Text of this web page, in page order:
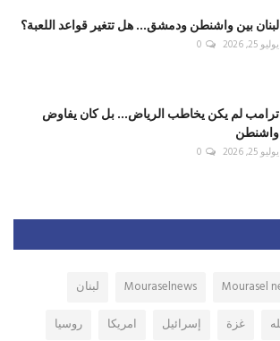
لبنان بين واشنطن ودمشق... هل تتغير قواعد اللعبة؟
يوليو 25, 2026 0
ترامب لم يكن يخاطب الرياض... بل كان يفاوض
واشنطن
يوليو 25, 2026 0
Mourasel
Mouraselnews
لبنان
غزة إسرائيل امريكا
روسيا